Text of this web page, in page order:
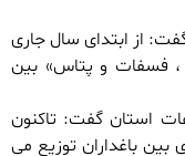
از ابتدای سال جاری
کود« ازته ، فسفات و پتاس» بین
استان گفت: تاکنون
باغداران توزیع می